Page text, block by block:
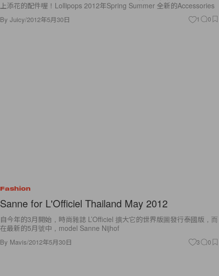
上添花的配件喔！Lollipops 2012年Spring Summer 全新的Accessories
By Juicy/2012年5月30日 1 0
Fashion
Sanne for L'Officiel Thailand May 2012
自今年的3月開始，時尚雜誌 L’Officiel 擴大它的世界版圖發行泰國版，而
在最新的5月號中，model Sanne Nijhof
By Mavis/2012年5月30日 3 0